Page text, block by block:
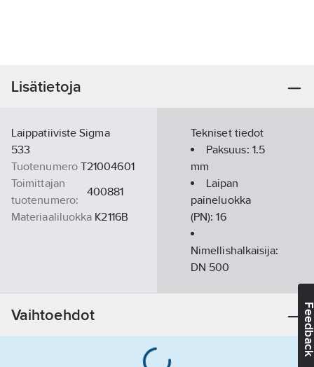
Lisätietoja
Laippatiiviste Sigma
533
Tuotenumero T21004601
Toimittajan
tuotenumero:
400881
Materiaaliluokka K2116B
Tekniset tiedot
Paksuus: 1.5
mm
Laipan
paineluokka
(PN):16
Nimellishalkaisija:
DN 500
Vaihtoehdot